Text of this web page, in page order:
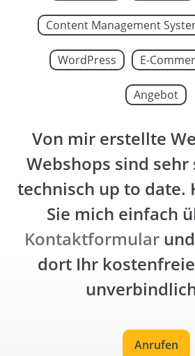
Content Management
WordPress E-
Angebot
Von mir erstellte
Webshops sind sehr
technisch up to date.
Sie mich einfach
Kontaktformular
dort Ihr
Anrufen